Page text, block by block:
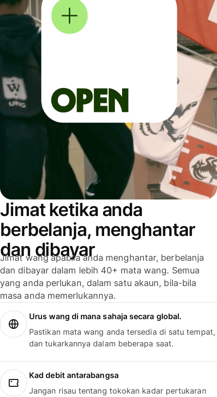
Jimat ketika anda
berbelanja, menghantar
dan dibayar
Jimat wang apabila anda menghantar, berbelanja
dan dibayar dalam lebih 40+ mata wang. Semua
yang anda perlukan, dalam satu akaun, bila-bila
masa anda memerlukannya.
Urus wang di mana sahaja secara global.
Pastikan mata wang anda tersedia di satu tempat,
dan tukarkannya dalam beberapa saat.
Kad debit antarabangsa
Jangan risau tentang tokokan kadar pertukaran